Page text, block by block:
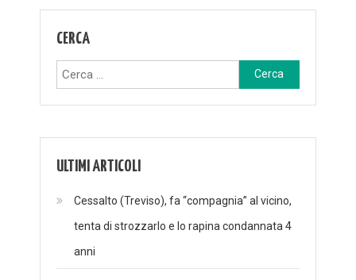
CERCA
Ricerca
per:
ULTIMI ARTICOLI
Cessalto (Treviso), fa “compagnia” al vicino,
tenta di strozzarlo e lo rapina condannata 4
anni